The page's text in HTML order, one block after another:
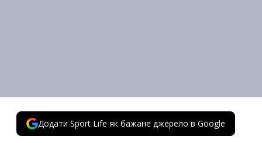
Додати Sport Life як бажане джерело в Google